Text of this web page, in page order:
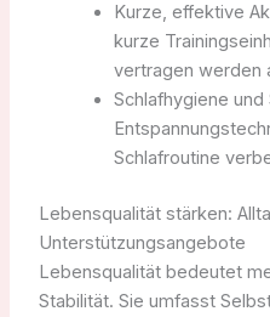
Kurze, effektive
kurze
vertragen werden
Schlafhygiene
Schlafroutine
Lebensqualität stärken:
Unterstützungsangebote
Lebensqualität bedeutet
Stabilität. Sie umfasst